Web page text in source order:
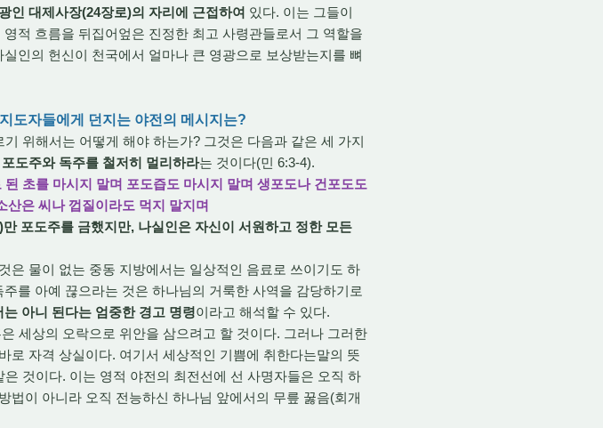
인 대제사장(24장로)의 자리에 근접하여 있다. 이는 그들이
적 흐름을 뒤집어엎은 진정한 최고 사령관들로서 그 역할을
인의 헌신이 천국에서 얼마나 큰 영광으로 보상받는지를 뼈
도자들에게 던지는 야전의 메시지는?
위해서는 어떻게 해야 하는가? 그것은 다음과 같은 세 가지
도주와 독주를 철저히 멀리하라는 것이다(민 6:3-4).
초를 마시지 말며 포도즙도 마시지 말며 생포도나 건포도도
산은 씨나 껍질이라도 먹지 말지며
포도주를 금했지만, 나실인은 자신이 서원하고 정한 모든
은 물이 없는 중동 지방에서는 일상적인 음료로 쓰이기도 하
를 아예 끊으라는 것은 하나님의 거룩한 사역을 감당하기로
아니 된다는 엄중한 경고 명령이라고 해석할 수 있다.
세상의 오락으로 위안을 삼으려고 할 것이다. 그러나 그러한
로 자격 상실이다. 여기서 세상적인 기쁨에 취한다는말의 뜻
것이다. 이는 영적 야전의 최전선에 선 사명자들은 오직 하
법이 아니라 오직 전능하신 하나님 앞에서의 무릎 꿇음(회개